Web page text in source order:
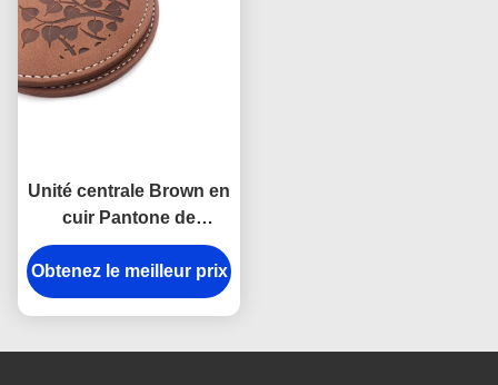
Unité centrale Brown en
cuir Pantone de
Debossed Logo Drink
Coasters With Logo
Obtenez le meilleur prix